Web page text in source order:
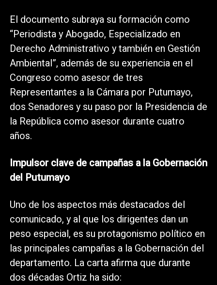
El documento subraya su formación como
“Periodista y Abogado, Especializado en
Derecho Administrativo y también en Gestión
Ambiental”, además de su experiencia en el
Congreso como asesor de tres
Representantes a la Cámara por Putumayo,
dos Senadores y su paso por la Presidencia de
la República como asesor durante cuatro
años.
Impulsor clave de campañas a la Gobernación
del Putumayo
Uno de los aspectos más destacados del
comunicado, y al que los dirigentes dan un
peso especial, es su protagonismo político en
las principales campañas a la Gobernación del
departamento. La carta afirma que durante
dos décadas Ortiz ha sido: